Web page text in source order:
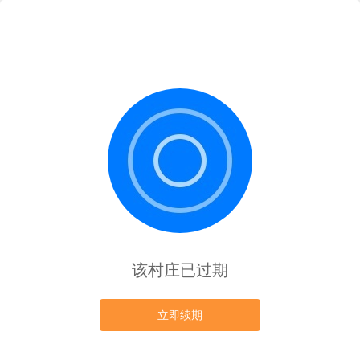
该村庄已过期
立即续期